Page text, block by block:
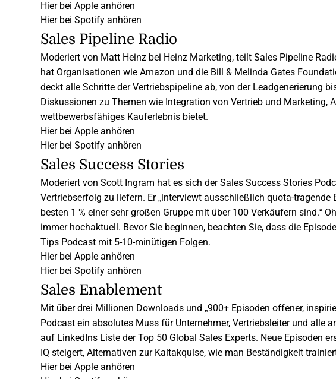
Hier bei Apple anhören
Hier bei Spotify anhören
Sales Pipeline Radio
Moderiert von Matt Heinz bei Heinz Marketing, teilt Sales Pipeline
hat Organisationen wie Amazon und die Bill & Melinda Gates
deckt alle Schritte der Vertriebspipeline ab, von der Leadgenerierung
Diskussionen zu Themen wie Integration von Vertrieb und
wettbewerbsfähiges Kauferlebnis bietet.
Hier bei Apple anhören
Hier bei Spotify anhören
Sales Success Stories
Moderiert von Scott Ingram hat es sich derSales Success Stories
Vertriebserfolg zu liefern. Er „interviewt ausschließlich quota-
besten 1 % einer sehr großen Gruppe mit über 100 Verkäufern sind.“
immer hochaktuell. Bevor Sie beginnen, beachten Sie, dass die
Tips Podcast mit 5-10-minütigen Folgen.
Hier bei Apple anhören
Hier bei Spotify anhören
Sales Enablement
Mit über drei Millionen Downloads und „900+ Episoden offener,
Podcast ein absolutes Muss für Unternehmer, Vertriebsleiter und alle
auf LinkedIns Liste der Top 50 Global Sales Experts. Neue Episoden
IQ steigert, Alternativen zur Kaltakquise, wie man Beständigkeit
Hier bei Apple anhören